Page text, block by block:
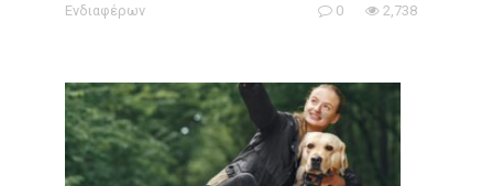
Ενδιαφέρων 0 2,738